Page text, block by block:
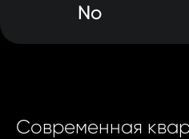
No
Современная